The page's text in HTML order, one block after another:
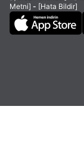
Metni] - [Hata Bildir]